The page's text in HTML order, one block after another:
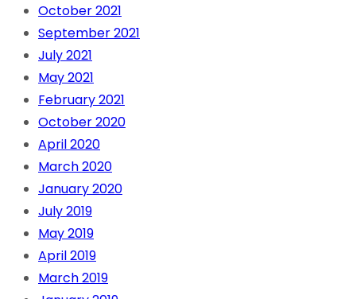
October 2021
September 2021
July 2021
May 2021
February 2021
October 2020
April 2020
March 2020
January 2020
July 2019
May 2019
April 2019
March 2019